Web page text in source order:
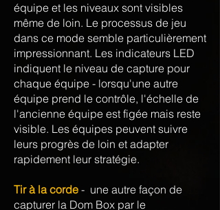
équipe et les niveaux sont visibles
même de loin. Le processus de jeu
dans ce mode semble particulièrement
impressionnant. Les indicateurs LED
indiquent le niveau de capture pour
chaque équipe - lorsqu'une autre
équipe prend le contrôle, l'échelle de
l'ancienne équipe est figée mais reste
visible. Les équipes peuvent suivre
leurs progrès de loin et adapter
rapidement leur stratégie.
Tir à la corde - une autre façon de
capturer la Dom Box par le